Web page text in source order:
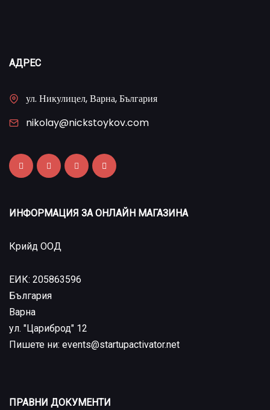
АДРЕС
ул. Никулицел, Варна, България
nikolay@nickstoykov.com
ИНФОРМАЦИЯ ЗА ОНЛАЙН МАГАЗИНА
Крийд ООД
ЕИК: 205863596
България
Варна
ул. "Цариброд" 12
Пишете ни: events@startupactivator.net
ПРАВНИ ДОКУМЕНТИ